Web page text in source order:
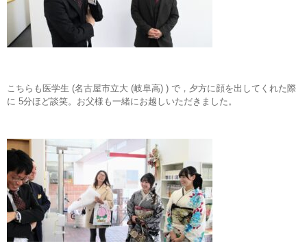
こちらも医学生 (名古屋市立大 (岐阜高) ) で，夕方に顔を出してくれた際
に 5分ほど談笑。お父様も一緒にお越しいただきました。